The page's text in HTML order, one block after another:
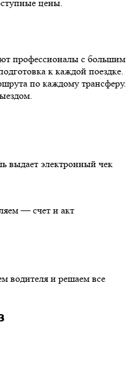
цены.
профессионалы с большим
к каждой поездке.
по каждому трансферу.
выдает электронный чек
— счет и акт
водителя и решаем все